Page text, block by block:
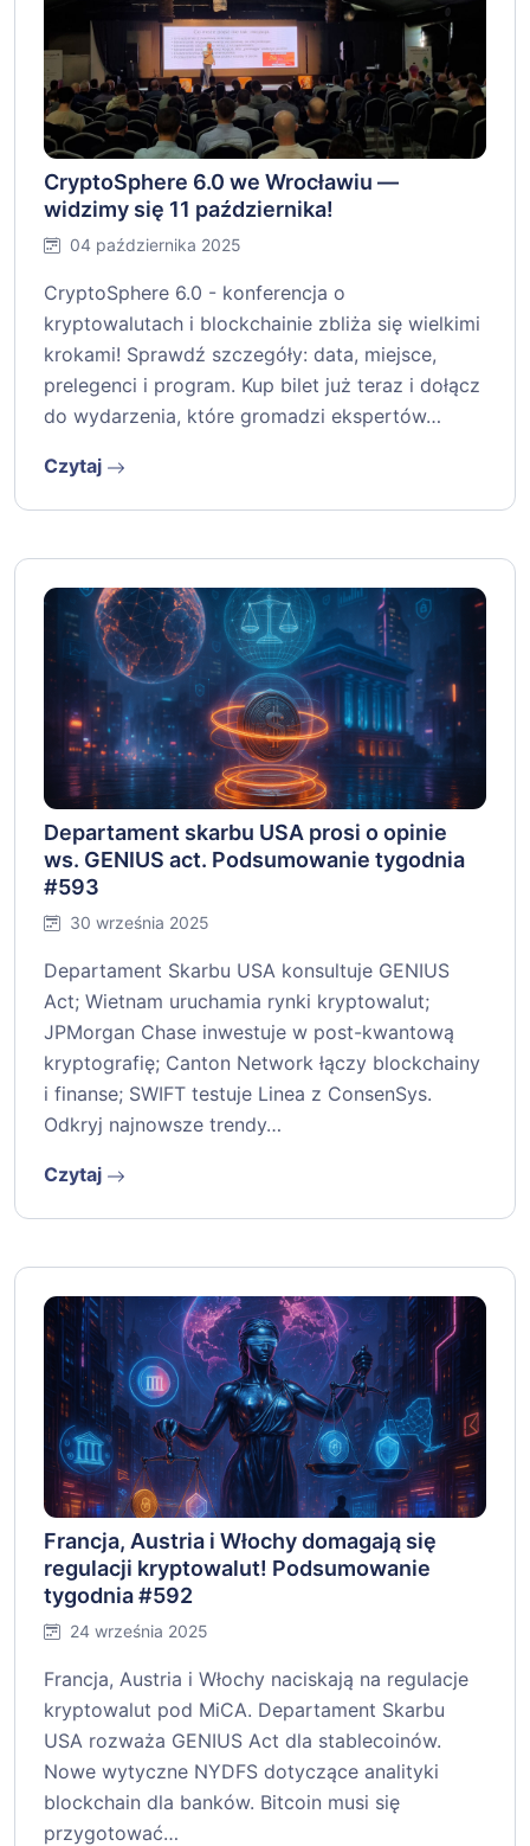
CryptoSphere 6.0 we Wrocławiu —
widzimy się 11 października!
04 października 2025
CryptoSphere 6.0 - konferencja o
kryptowalutach i blockchainie zbliża się wielkimi
krokami! Sprawdź szczegóły: data, miejsce,
prelegenci i program. Kup bilet już teraz i dołącz
do wydarzenia, które gromadzi ekspertów…
Czytaj
Departament skarbu USA prosi o opinie
ws. GENIUS act. Podsumowanie tygodnia
#593
30 września 2025
Departament Skarbu USA konsultuje GENIUS
Act; Wietnam uruchamia rynki kryptowalut;
JPMorgan Chase inwestuje w post-kwantową
kryptografię; Canton Network łączy blockchainy
i finanse; SWIFT testuje Linea z ConsenSys.
Odkryj najnowsze trendy…
Czytaj
Francja, Austria i Włochy domagają się
regulacji kryptowalut! Podsumowanie
tygodnia #592
24 września 2025
Francja, Austria i Włochy naciskają na regulacje
kryptowalut pod MiCA. Departament Skarbu
USA rozważa GENIUS Act dla stablecoinów.
Nowe wytyczne NYDFS dotyczące analityki
blockchain dla banków. Bitcoin musi się
przygotować…